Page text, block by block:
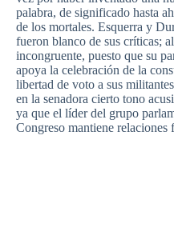
palabra, de significado hasta
de los mortales. Esquerra y
fueron blanco de sus críticas; al
incongruente, puesto que su
apoya la celebración de la
libertad de voto a sus militantes
en la senadora cierto tono
ya que el líderdel grupo
Congreso mantiene relaciones